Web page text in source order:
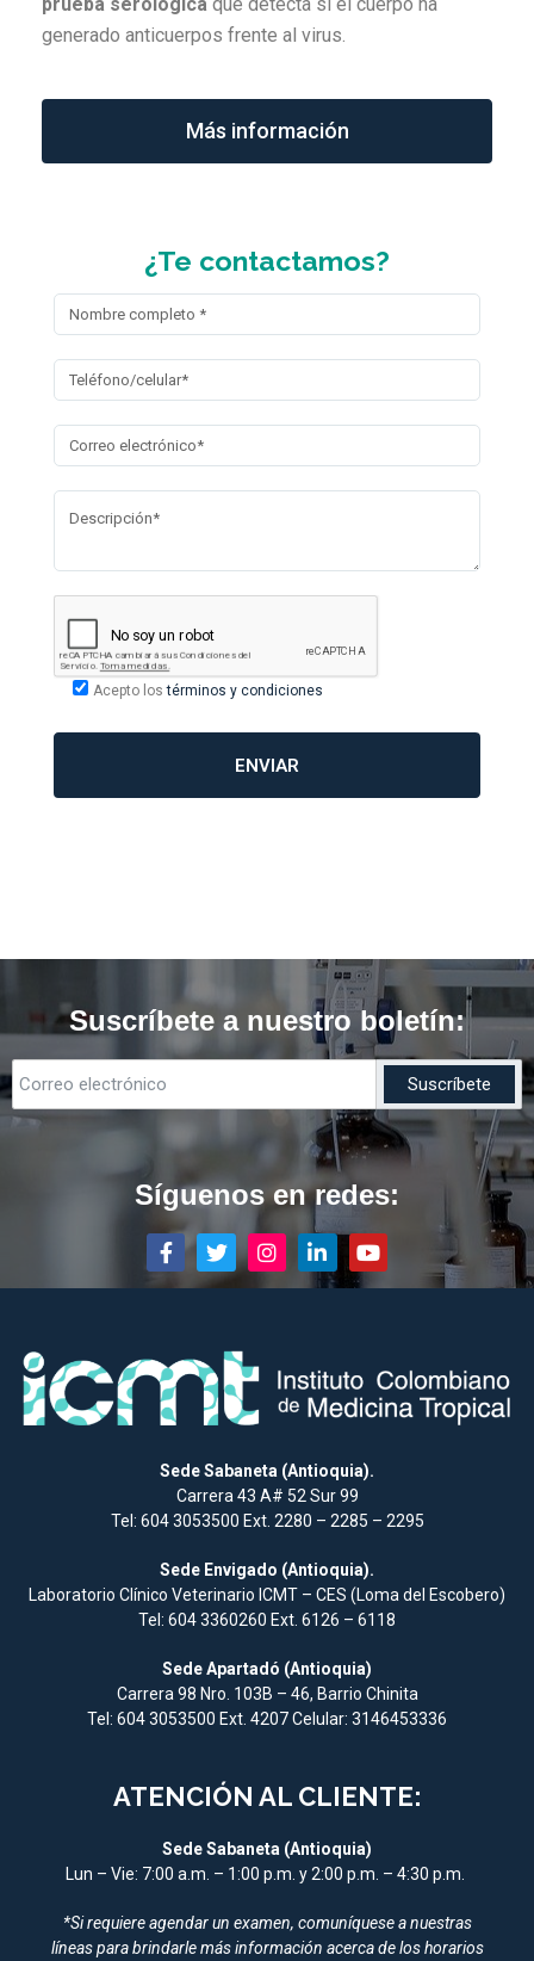
prueba serológica que detecta si el cuerpo ha
generado anticuerpos frente al virus.
Más información
¿Te contactamos?
Acepto lostérminos y condiciones
Suscríbete a nuestro boletín:
Síguenos en redes:
Sede Sabaneta (Antioquia).
Carrera 43 A# 52 Sur 99
Tel: 604 3053500 Ext. 2280 – 2285 – 2295
Sede Envigado (Antioquia).
Laboratorio Clínico Veterinario ICMT – CES (Loma del Escobero)
Tel: 604 3360260 Ext. 6126 – 6118
Sede Apartadó (Antioquia)
Carrera 98 Nro. 103B – 46, Barrio Chinita
Tel: 604 3053500 Ext. 4207 Celular: 3146453336
ATENCIÓN AL CLIENTE:
Sede Sabaneta (Antioquia)
Lun – Vie: 7:00 a.m. – 1:00 p.m. y 2:00 p.m. – 4:30 p.m.
*Si requiere agendar un examen, comuníquese a nuestras
líneas para brindarle más información acerca de los horarios